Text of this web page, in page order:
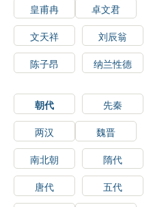
皇甫冉
卓文君
文天祥
刘辰翁
陈子昂
纳兰性德
朝代
先秦
两汉
魏晋
南北朝
隋代
唐代
五代